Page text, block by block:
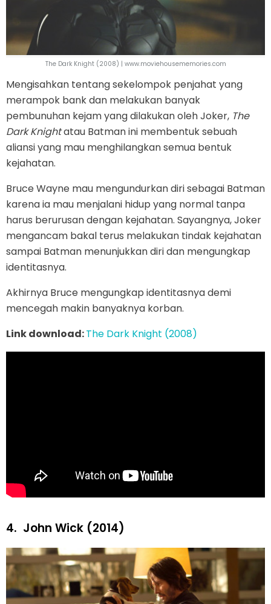
The Dark Knight (2008) | www.moviehousememories.com
Mengisahkan tentang sekelompok penjahat yang
merampok bank dan melakukan banyak
pembunuhan kejam yang dilakukan oleh Joker, The
Dark Knightatau Batman ini membentuk sebuah
aliansi yang mau menghilangkan semua bentuk
kejahatan.
Bruce Wayne mau mengundurkan diri sebagai Batman
karena ia mau menjalani hidup yang normal tanpa
harus berurusan dengan kejahatan. Sayangnya, Joker
mengancam bakal terus melakukan tindak kejahatan
sampai Batman menunjukkan diri dan mengungkap
identitasnya.
Akhirnya Bruce mengungkap identitasnya demi
mencegah makin banyaknya korban.
Link download:The Dark Knight (2008)
4. John Wick (2014)